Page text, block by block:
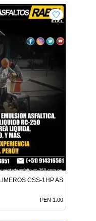
CSS-1HP ASFALTO
PEN 1.00